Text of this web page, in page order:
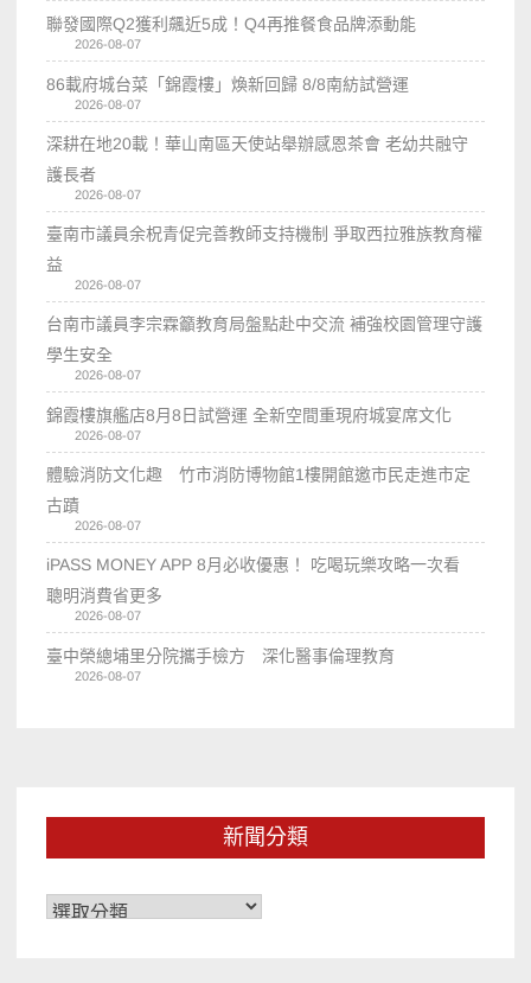
聯發國際Q2獲利飆近5成！Q4再推餐食品牌添動能
2026-08-07
86載府城台菜「錦霞樓」煥新回歸 8/8南紡試營運
2026-08-07
深耕在地20載！華山南區天使站舉辦感恩茶會 老幼共融守
護長者
2026-08-07
臺南市議員余柷青促完善教師支持機制 爭取西拉雅族教育權
益
2026-08-07
台南市議員李宗霖籲教育局盤點赴中交流 補強校園管理守護
學生安全
2026-08-07
錦霞樓旗艦店8月8日試營運 全新空間重現府城宴席文化
2026-08-07
體驗消防文化趣 竹市消防博物館1樓開館邀市民走進市定
古蹟
2026-08-07
iPASS MONEY APP 8月必收優惠！ 吃喝玩樂攻略一次看
聰明消費省更多
2026-08-07
臺中榮總埔里分院攜手檢方 深化醫事倫理教育
2026-08-07
新聞分類
新